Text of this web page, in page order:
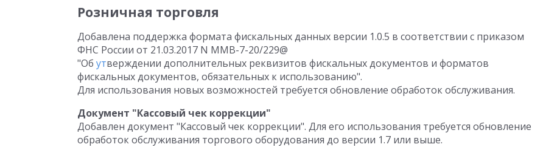
Розничная торговля
Добавлена поддержка формата фискальных данных версии 1.0.5 в соответствии с приказом
ФНС России от 21.03.2017 N ММВ-7-20/229@
"Об утверждении дополнительных реквизитов фискальных документов и форматов
фискальных документов, обязательных к использованию".
Для использования новых возможностей требуется обновление обработок обслуживания.
Документ "Кассовый чек коррекции"
Добавлен документ "Кассовый чек коррекции". Для его использования требуется обновление
обработок обслуживания торгового оборудования до версии 1.7 или выше.